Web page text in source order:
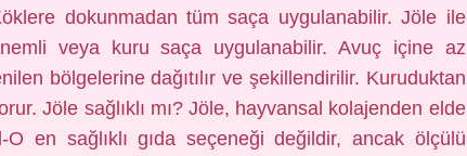
dokunmadan tüm saça uygulanabilir. Jöle ile
veya kuru saça uygulanabilir. Avuç içine az
bölgelerine dağıtılır ve şekillendirilir. Kuruduktan
Jöle sağlıklı mı? Jöle, hayvansal kolajenden elde
en sağlıklı gıda seçeneği değildir, ancak ölçülü